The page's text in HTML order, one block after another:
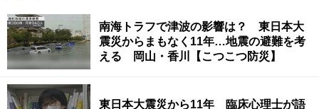
南海トラフで津波の影響は？ 東日本大
震災からまもなく11年…地震の避難を考
える 岡山・香川【こつこつ防災】
東日本大震災から11年 臨床心理士が語